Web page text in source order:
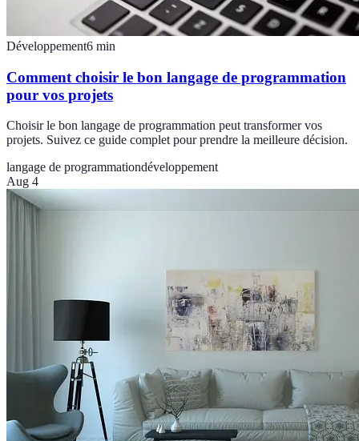
Développement6 min
Comment choisir le bon langage de programmation
pour vos projets
Choisir le bon langage de programmation peut transformer vos
projets. Suivez ce guide complet pour prendre la meilleure décision.
langage de programmationdéveloppement
Aug 4